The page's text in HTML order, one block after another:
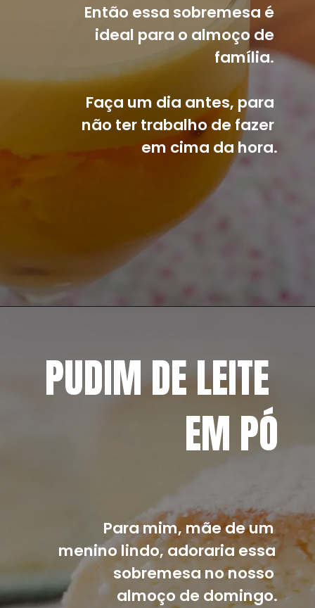
Então essa sobremesa é
ideal para o almoço de
família.
Faça um dia antes, para
não ter trabalho de fazer
em cima da hora.
PUDIM DE LEITE
EM PÓ
Para mim, mãe de um
menino lindo, adoraria essa
sobremesa no nosso
almoço de domingo.